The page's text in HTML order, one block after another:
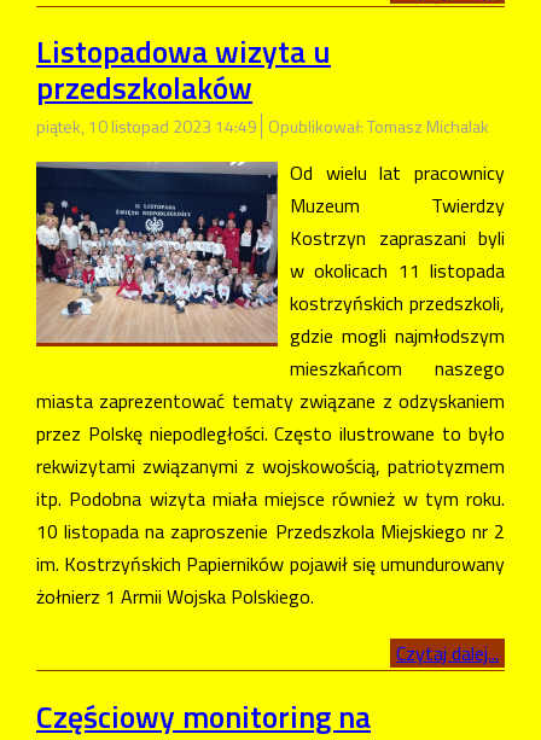
Listopadowa wizyta u
przedszkolaków
piątek, 10 listopad 2023 14:49 Opublikował: Tomasz Michalak
Od wielu lat pracownicy
Muzeum Twierdzy
Kostrzyn zapraszani byli
w okolicach 11 listopada
kostrzyńskich przedszkoli,
gdzie mogli najmłodszym
mieszkańcom naszego
miasta zaprezentować tematy związane z odzyskaniem
przez Polskę niepodległości. Często ilustrowane to było
rekwizytami związanymi z wojskowością, patriotyzmem
itp. Podobna wizyta miała miejsce również w tym roku.
10 listopada na zaproszenie Przedszkola Miejskiego nr 2
im. Kostrzyńskich Papierników pojawił się umundurowany
żołnierz 1 Armii Wojska Polskiego.
Czytaj dalej...
Częściowy monitoring na